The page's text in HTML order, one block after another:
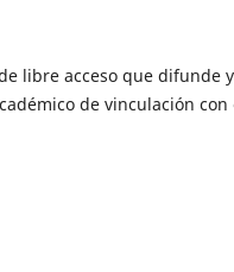
libre acceso que difunde y
de vinculación con